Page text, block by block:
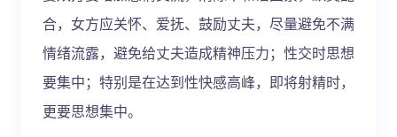
合，女方应关怀、爱抚、鼓励丈夫，尽量避免不满
情绪流露，避免给丈夫造成精神压力；性交时思想
要集中；特别是在达到性快感高峰，即将射精时，
更要思想集中。